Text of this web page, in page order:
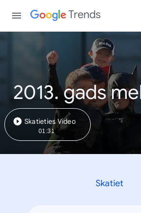
Trends
2013. gads
Skatieties Video
01:31
Skatiet